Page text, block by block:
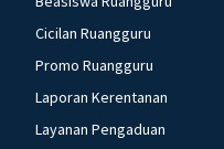
Cicilan Ruangguru
Promo Ruangguru
Laporan Kerentanan
Layanan Pengaduan